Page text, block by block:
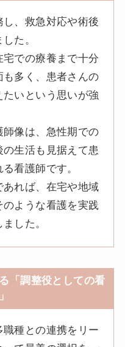
、救急対応や術後
た。
での療養まで十分
多く、患者さんの
いという思いが強
像は、急性期での
生活も見据えて患
看護師です。
れば、在宅や地域
のような看護を実践
した。
「調整役としての看
種との連携をリー